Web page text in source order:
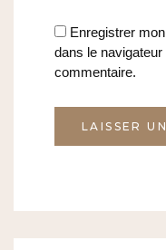
Enregistrer
dans le
commentaire.